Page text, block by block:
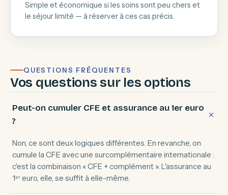
Simple et économique si les soins sont peu chers et
le séjour limité — à réserver à ces cas précis.
QUESTIONS FRÉQUENTES
Vos questions sur les options
Peut-on cumuler CFE et assurance au 1er euro
?
Non, ce sont deux logiques différentes. En revanche, on
cumule la CFE avec une surcomplémentaire internationale :
c'est la combinaison « CFE + complément ». L'assurance au
1ᵉʳ euro, elle, se suffit à elle-même.